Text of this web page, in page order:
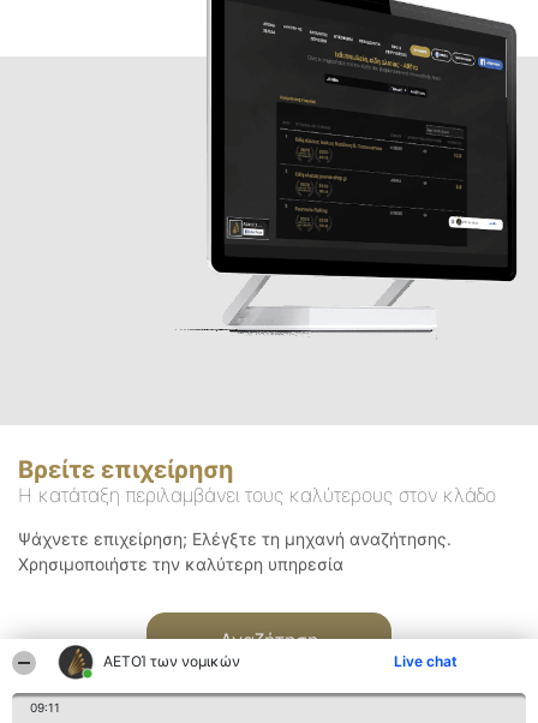
ΑΕΤΟΊ των νομικών Live chat
09:11
Βρείτε επιχείρηση
Η κατάταξη περιλαμβάνει τους καλύτερους στον κλάδο
Ψάχνετε επιχείρηση; Ελέγξτε τη μηχανή αναζήτησης.
Χρησιμοποιήστε την καλύτερη υπηρεσία
Αναζήτηση